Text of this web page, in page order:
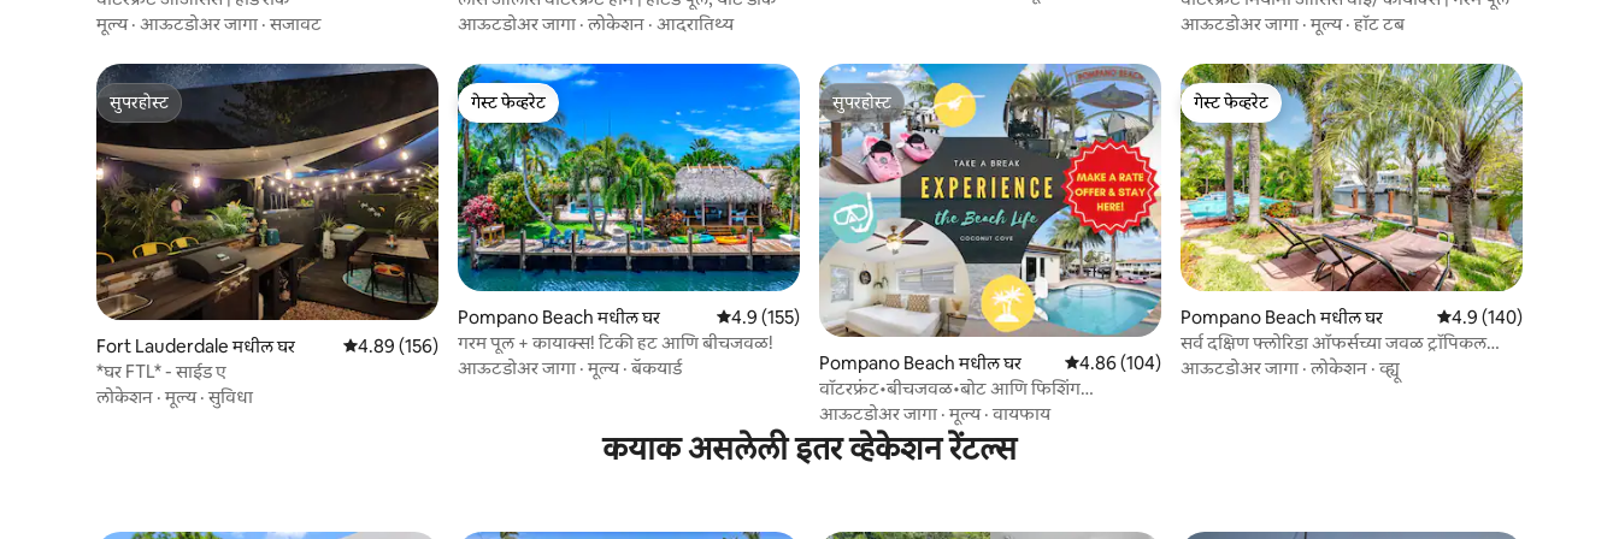
मूल्य· आऊटडोअर जागा ·सजावट
आऊटडोअर जागा ·लोकेशन · आदरातिथ्य
आऊटडोअर जागा ·मूल्य·हॉट टब
सुपरहोस्ट
सुपरहोस्ट
Fort Lauderdale मधील घर 5 पैकी 4.89 सरासरी रेटिंग, 156 रिव्ह्यूज
4.89 (156)
*घर FTL* - साईड ए
लोकेशन ·मूल्य·सुविधा
गेस्ट फेव्हरेट
गेस्ट फेव्हरेट
Pompano Beach मधील घर 5 पैकी 4.9 सरासरी रेटिंग, 155 रिव्ह्यूज
4.9 (155)
गरम पूल + कायाक्स! टिकी हट आणि बीचजवळ!
आऊटडोअर जागा ·मूल्य·बॅकयार्ड
सुपरहोस्ट
सुपरहोस्ट
Pompano Beach मधील घर 5 पैकी 4.86 सरासरी रेटिंग, 104 रिव्ह्यूज
4.86 (104)
वॉटरफ्रंट•बीचजवळ•बोट आणि फिशिंग
डॉक•कयाक्स!
आऊटडोअर जागा ·मूल्य·वायफाय
गेस्ट फेव्हरेट
गेस्ट फेव्हरेट
Pompano Beach मधील घर 5 पैकी 4.9 सरासरी रेटिंग,
4.9 (140)
सर्व दक्षिण फ्लोरिडा ऑफर्सच्या जवळ ट्रॉपिकल
ओएसिस!
आऊटडोअर जागा ·लोकेशन ·व्ह्यू
कयाक असलेली इतर व्हेकेशन रेंटल्स